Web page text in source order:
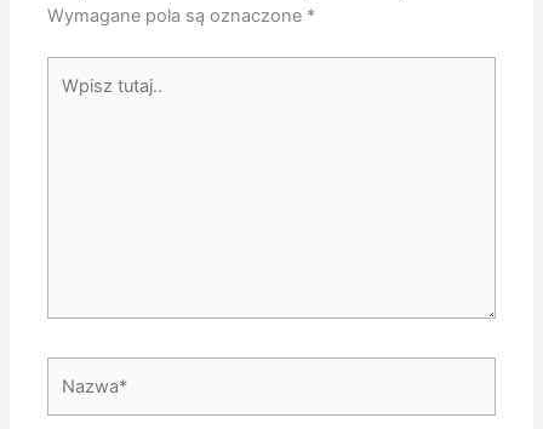
Wymagane pola są oznaczone *
tutaj..